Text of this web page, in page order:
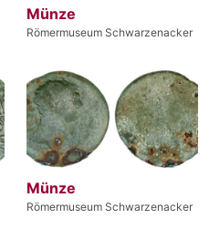
Münze
Römermuseum Schwarzenacker
Münze
Römermuseum Schwarzenacker